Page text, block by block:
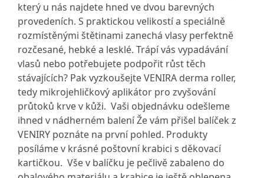
který u nás najdete hned ve dvou barevných
provedeních. S praktickou velikostí a speciálně
rozmístěnými štětinami zanechá vlasy perfektně
rozčesané, hebké a lesklé. Trápí vás vypadávání
vlasů nebo potřebujete podpořit růst těch
stávajících? Pak vyzkoušejte VENIRA derma roller,
tedy mikrojehličkový aplikátor pro zvyšování
průtoků krve v kůži. Vaši objednávku odešleme
ihned v nádherném balení Že vám přišel balíček z
VENIRY poznáte na první pohled. Produkty
posíláme v krásné poštovní krabici s děkovací
kartičkou. Vše v balíčku je pečlivě zabaleno do